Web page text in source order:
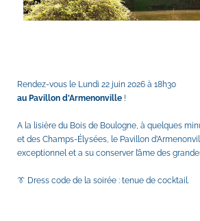
Rendez-vous le Lundi 22 juin 2026 à 18h30
au Pavillon d'Armenonville !
A la lisière du Bois de Boulogne, à quelques
et des Champs-Élysées, le Pavillon
exceptionnel et a su conserver l’âme des
👔 ​Dress code de la soirée : tenue de cocktail.